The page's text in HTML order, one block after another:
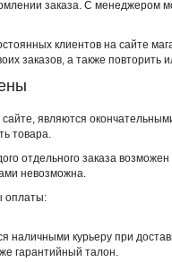
заказа. С менеджером
клиентов на сайте
заказов, а также повторить
являются
товара.
отдельного заказа
невозможна.
оплаты:
наличными курьеру при
гарантийный талон.